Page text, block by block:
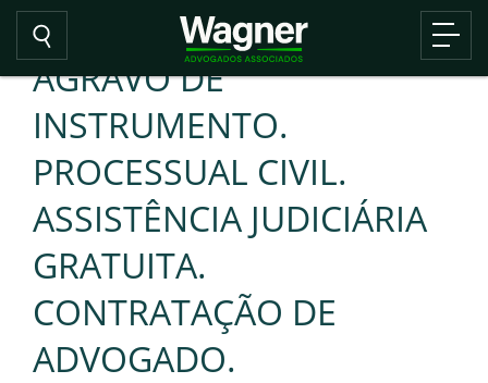
AGRAVO DE
INSTRUMENTO.
PROCESSUAL CIVIL.
ASSISTÊNCIA JUDICIÁRIA
GRATUITA.
CONTRATAÇÃO DE
ADVOGADO.